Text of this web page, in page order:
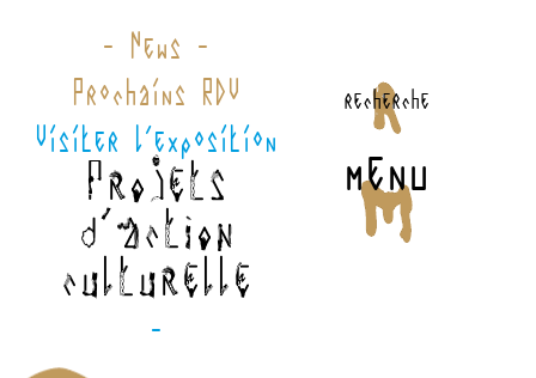
recherche
menu
- News -
Prochains RDV
Visiter l'exposition
Projets
d'action
culturelle
-